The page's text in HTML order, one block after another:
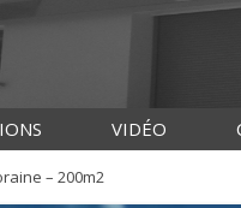
VIDÉO
– 200m2